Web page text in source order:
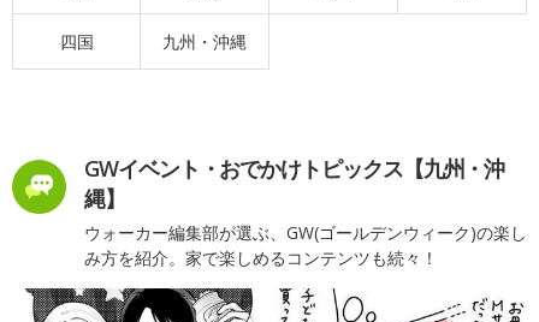
四国 九州・沖縄
GWイベント・おでかけトピックス【九州・沖
縄】
ウォーカー編集部が選ぶ、GW(ゴールデンウィーク)の楽し
み方を紹介。家で楽しめるコンテンツも続々！